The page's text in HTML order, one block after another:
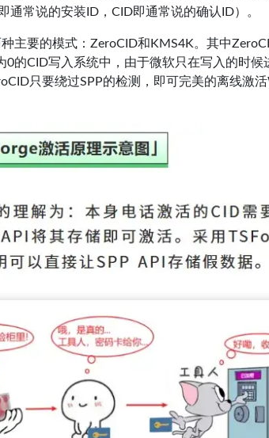
通常说的安装ID，CID即通常说的确认ID）。
种主要的模式：ZeroCID和KMS4K。其中
0的CID写入系统中，由于微软只在写入的时
只要绕过SPP的检测，即可完美的离线激